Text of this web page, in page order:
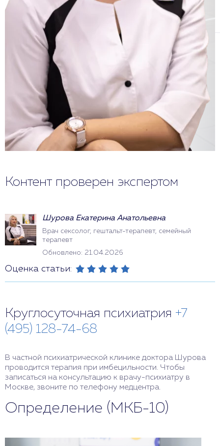
Контент проверен экспертом
Шурова Екатерина Анатольевна
Врач сексолог, гештальт-терапевт, семейный
терапевт
Обновлено: 21.04.2026
Оценка статьи:
Круглосуточная психиатрия +7
(495) 128-74-68
В частной психиатрической клинике доктора Шурова
проводится терапия при имбецильности. Чтобы
записаться на консультацию к врачу-психиатру в
Москве, звоните по телефону медцентра.
Определение (МКБ-10)